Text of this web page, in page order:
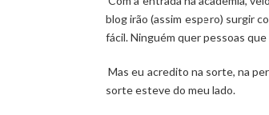
blog irão (assim espero) surgir
fácil. Ninguém quer pessoas
Mas eu acredito na sorte, na
sorte esteve do meu lado.